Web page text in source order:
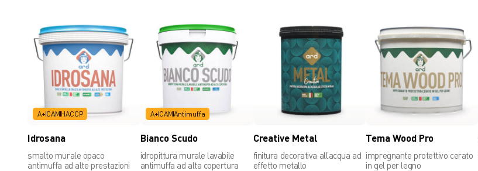
A+CAMHACCP
Idrosana
smalto murale opaco
antimuffa ad alte prestazioni
A+CAMAntimuffa
Bianco Scudo
idropittura murale lavabile
antimuffa ad alta copertura
Creative Metal
finitura decorativa all’acqua ad
effetto metallo
Tema Wood Pro
impregnante protettivo cerato
in gel per legno